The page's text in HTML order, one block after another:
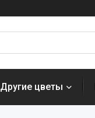
Другие цветы